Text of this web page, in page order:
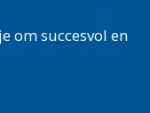
om succesvol en